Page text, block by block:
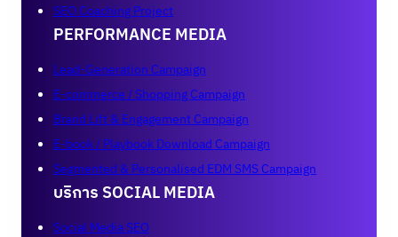
SEO Coaching Project
PERFORMANCE MEDIA
Lead-Generation Campaign
E-commerce / Shopping Campaign
Brand Lift & Engagement Campaign
E-book / Playbook Download Campaign
Segmented & Personalised EDM SMS Campaign
บริการ SOCIAL MEDIA
Social Media SEO